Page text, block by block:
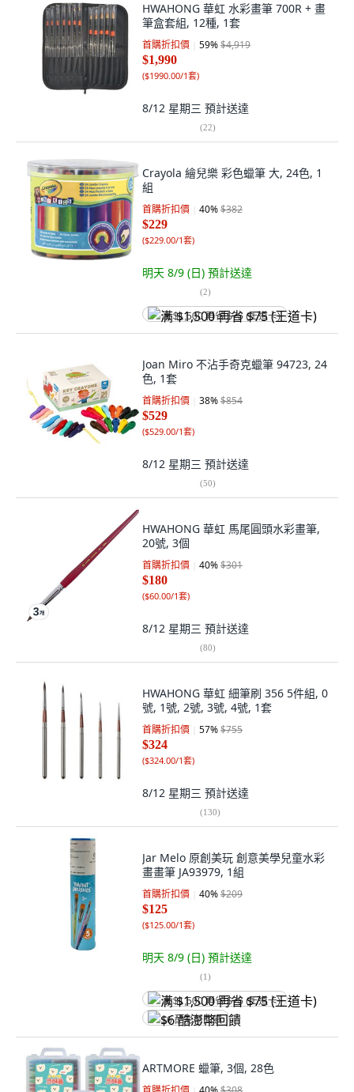
HWAHONG 華虹 水彩畫筆 700R + 畫
筆盒套組, 12種, 1套
首購折扣價 59%$4,919
$1,990
($1990.00/1套)
8/12 星期三 預計送達
(22)
Crayola 繪兒樂 彩色蠟筆 大, 24色, 1
組
首購折扣價 40%$382
$229
($229.00/1套)
明天 8/9 (日) 預計送達
(2)
满 $1,500 再省 $75 (王道卡)
Joan Miro 不沾手奇克蠟筆 94723, 24
色, 1套
首購折扣價 38%$854
$529
($529.00/1套)
8/12 星期三 預計送達
(50)
HWAHONG 華虹 馬尾圓頭水彩畫筆,
20號, 3個
首購折扣價 40%$301
$180
($60.00/1套)
8/12 星期三 預計送達
(80)
HWAHONG 華虹 細筆刷 356 5件組, 0
號, 1號, 2號, 3號, 4號, 1套
首購折扣價 57%$755
$324
($324.00/1套)
8/12 星期三 預計送達
(130)
Jar Melo 原創美玩 創意美學兒童水彩
畫畫筆 JA93979, 1組
首購折扣價 40%$209
$125
($125.00/1套)
明天 8/9 (日) 預計送達
(1)
满 $1,500 再省 $75 (王道卡)
$6 酷澎幣回饋
ARTMORE 蠟筆, 3個, 28色